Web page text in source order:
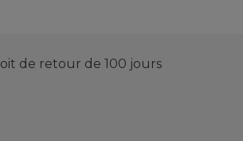
de retour de 100 jours